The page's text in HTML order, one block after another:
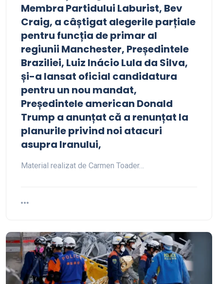
Membra Partidului Laburist, Bev
Craig, a câștigat alegerile parțiale
pentru funcția de primar al
regiunii Manchester, Președintele
Braziliei, Luiz Inácio Lula da Silva,
și-a lansat oficial candidatura
pentru un nou mandat,
Președintele american Donald
Trump a anunțat că a renunțat la
planurile privind noi atacuri
asupra Iranului,
Material realizat de Carmen Toader…